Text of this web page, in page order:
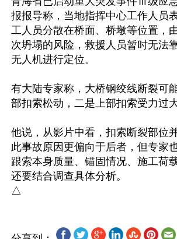
报报导称，当地指挥中心工作人员
工人员分散在桥面、桥墩等位置，
次坍塌的风险，救援人员暂时无法
无人机进行定位。
有大陆专家称，大桥钢绞线断裂可
部扣索松动，二是上部扣索受力过大
他说，从影片中看，扣索断裂部位
此事故原因更偏向于后者，但专家
跟索本身质量、锚固情况、施工荷
还要结合调查具体分析。